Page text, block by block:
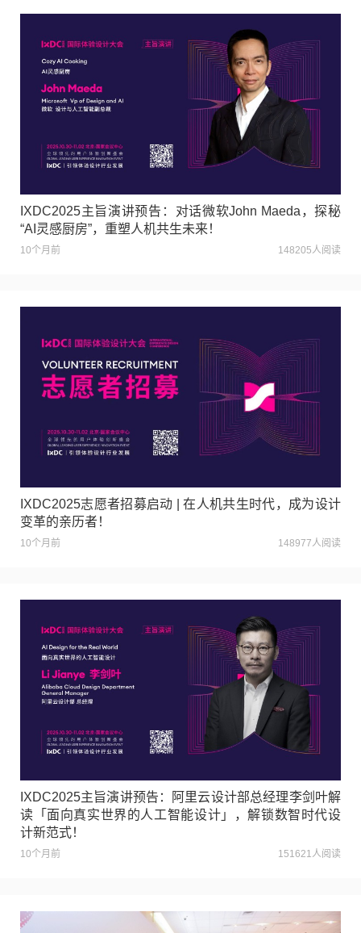
IXDC2025主旨演讲预告：对话微软John Maeda，探秘
“AI灵感厨房”，重塑人机共生未来！
10个月前 148205人阅读
IXDC2025志愿者招募启动 | 在人机共生时代，成为设计
变革的亲历者！
10个月前 148977人阅读
IXDC2025主旨演讲预告：阿里云设计部总经理李剑叶解
读「面向真实世界的人工智能设计」，解锁数智时代设
计新范式！
10个月前 151621人阅读